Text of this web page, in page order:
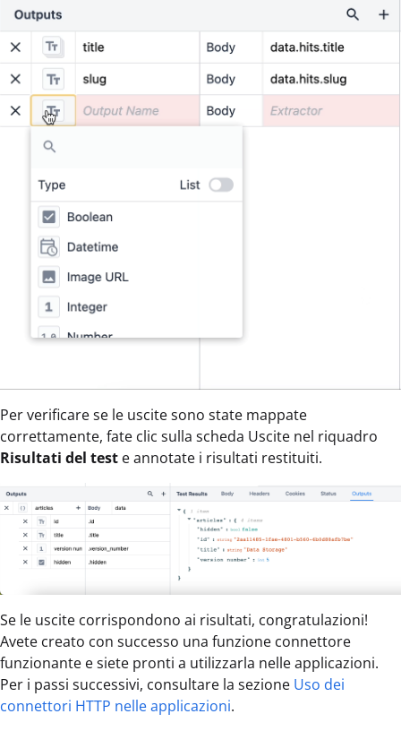
Per verificare se le uscite sono state mappate
correttamente, fate clic sulla scheda Uscite nel riquadro
Risultati del test e annotate i risultati restituiti.
Se le uscite corrispondono ai risultati, congratulazioni!
Avete creato con successo una funzione connettore
funzionante e siete pronti a utilizzarla nelle applicazioni.
Per i passi successivi, consultare la sezione Uso dei
connettori HTTP nelle applicazioni.